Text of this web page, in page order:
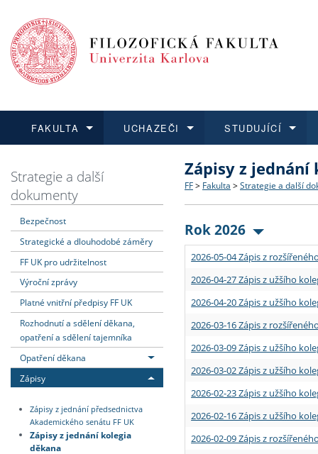
FAKULTA
Dozvědět se více
Struktura a historie
Strategie a další
Podpora a benefity pro
Absolventi fakulty
UCHAZEČI
Podat přihlášku
Co studovat a jak se
Učitelské studijní
Informace k průběhu
STUDUJÍCÍ
Dozvědět se více
Bakalářské a magisterské
Doktorské studium
Rigorózní řízení
Dozvědět se více
O vědě a výzkumu na FF
Akademické kvalifikace
Granty a projekty
Dozvědět se více
Aktuální nabídky a
Vyjíždějící studenti
Přijíždějící studenti
Vyjíždějící zaměstnanci
Strategie a další
dokumenty
Bezpečnost
Strategické a dlouhodobé záměry
FF UK pro udržitelnost
Výroční zprávy
Platné vnitřní předpisy FF UK
Rozhodnutí a sdělení děkana,
opatření a sdělení tajemníka
Opatření děkana
Zápisy
Zápisy z jednání předsednictva
Akademického senátu FF UK
Zápisy z jednání kolegia
děkana
Zápisy z jednání
FF > Fakulta > Strategie a další
Rok 2026
2026-05-04 Zápis z
2026-04-27 Zápis z užšího
2026-04-20 Zápis z užšího
2026-03-16 Zápis z
2026-03-09 Zápis z užšího
2026-03-02 Zápis z užšího
2026-02-23 Zápis z užšího
2026-02-16 Zápis z užšího
2026-02-09 Zápis z